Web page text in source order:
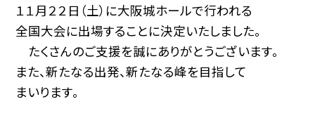
１１月２２日（土）に大阪城ホールで行われる
全国大会に出場することに決定いたしました。
たくさんのご支援を誠にありがとうございます。
また、新たなる出発、新たなる峰を目指して
まいります。